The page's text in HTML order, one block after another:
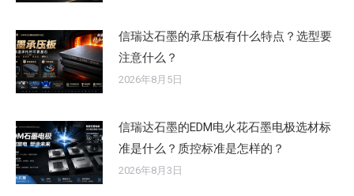
信瑞达石墨的承压板有什么特点？选型要
注意什么？
2026年8月5日
信瑞达石墨的EDM电火花石墨电极选材标
准是什么？质控标准是怎样的？
2026年8月3日